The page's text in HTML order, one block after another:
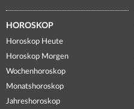
HOROSKOP
Horoskop Heute
Horoskop Morgen
Wochenhoroskop
Monatshoroskop
Jahreshoroskop